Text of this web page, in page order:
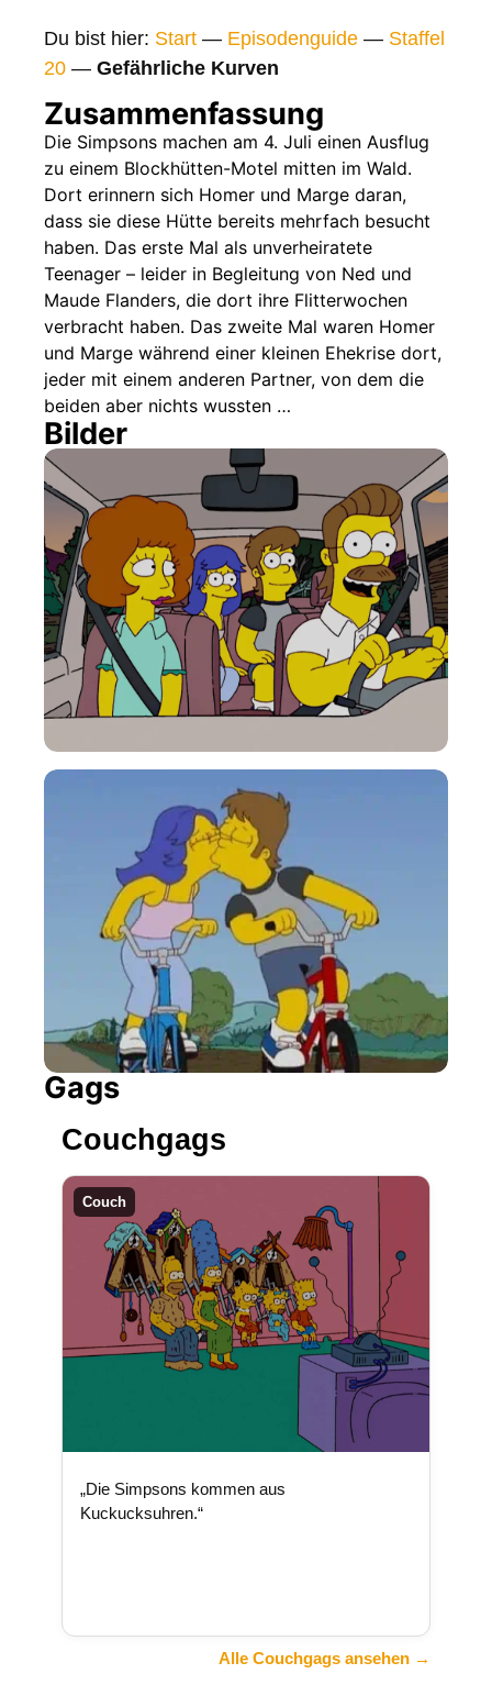
Gags
Gaststars
Fakten
Sendetermine
Nächste / Vorherige Folge
Du bist hier: Start — Episodenguide — Staffel
20 — Gefährliche Kurven
Zusammenfassung
Die Simpsons machen am 4. Juli einen Ausflug
zu einem Blockhütten-Motel mitten im Wald.
Dort erinnern sich Homer und Marge daran,
dass sie diese Hütte bereits mehrfach besucht
haben. Das erste Mal als unverheiratete
Teenager – leider in Begleitung von Ned und
Maude Flanders, die dort ihre Flitterwochen
verbracht haben. Das zweite Mal waren Homer
und Marge während einer kleinen Ehekrise dort,
jeder mit einem anderen Partner, von dem die
beiden aber nichts wussten …
Bilder
Gags
Couchgags
Couch
„Die Simpsons kommen aus
Kuckucksuhren.“
Alle Couchgags ansehen →